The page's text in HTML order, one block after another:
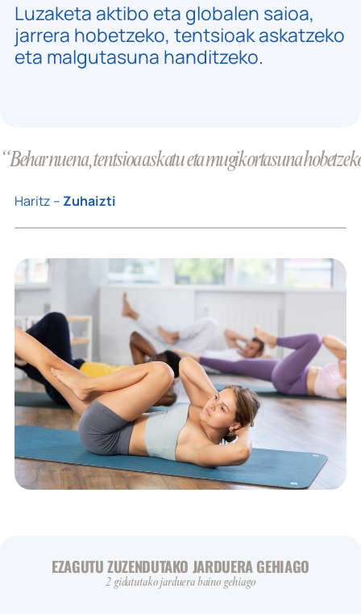
Luzaketa aktibo eta globalen saioa,
jarrera hobetzeko, tentsioak askatzeko
eta malgutasuna handitzeko.
“Behar nuena, tentsioa askatu eta mugikortasuna
Haritz – Zuhaizti
EZAGUTU ZUZENDUTAKO JARDUERA GEHIAGO
2 gidatutako jarduera baino gehiago